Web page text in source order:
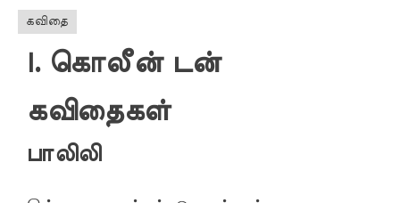
கவிதை
I. கொலீன் டன்
கவிதைகள்
பாலிலி